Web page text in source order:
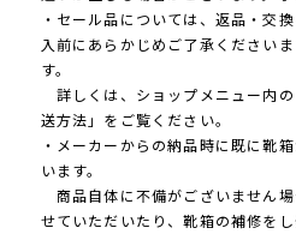
・セール品については、返品・交
入前にあらかじめご了承ください
す。
詳しくは、ショップメニュー内
送方法」をご覧ください。
・メーカーからの納品時に既に靴
います。
商品自体に不備がございません
せていただいたり、靴箱の補修を